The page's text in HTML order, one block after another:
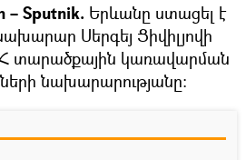
Sputnik. Երևանը ստացել է
Սերգեյ Ցիվիլյովի
տարածքային կառավարման
նախարարությանը: